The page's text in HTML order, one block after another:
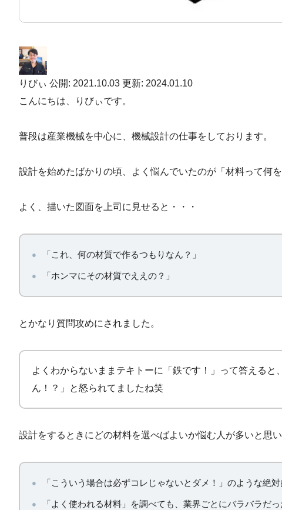
りびぃ 公開: 2021.10.03 更新: 2024.01.10
こんにちは、りびぃです。
普段は産業機械を中心に、機械設計の仕事をしております。
設計を始めたばかりの頃、よく悩んでいたのが「材料って何
よく、描いた図面を上司に見せると・・・
「これ、何の材質で作るつもりなん？」
「ホンマにその材質でええの？」
とかなり質問攻めにされました。
よくわからないままテキトーに「鉄です！」って答えると
ん！？」と怒られてましたね笑
設計をするときにどの材料を選べばよいか悩む人が多いと思
「こういう場合は必ずコレじゃないとダメ！」のような絶
「よく使われる材料」を調べても、業界ごとにバラバラだ